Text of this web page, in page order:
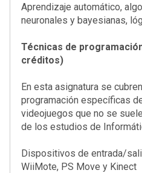
Aprendizaje automático,
neuronales y bayesianas,
Técnicas de
créditos)
En esta asignatura se
programación específicas
videojuegos que no se
de los estudios de
Dispositivos de entrada/
WiiMote, PS Move y Kinect